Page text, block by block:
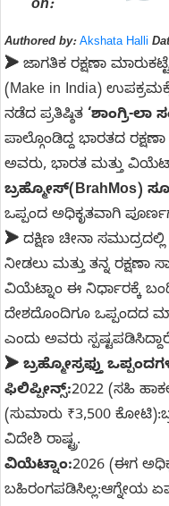
on:
Authored by: Akshata Halli
➤ ಜಾಗತಿಕ ರಕ್ಷಣಾ
(Make in India)
ನಡೆದ ಪ್ರತಿಷ್ಠಿತ ‘ಶಾಂಗ್ರಿ-ಲಾ
ಪಾಲ್ಗೊಂಡಿದ್ದ ಭಾರತದ
ಅವರು, ಭಾರತ ಮತ್ತು
ಬ್ರಹ್ಮೋಸ್(BrahMos)
ಒಪ್ಪಂದ ಅಧಿಕೃತವಾಗಿ
➤ ದಕ್ಷಿಣ ಚೀನಾ
ನೀಡಲು ಮತ್ತು ತನ್ನ ರಕ್ಷಣಾ
ವಿಯೆಟ್ನಾಂ ಈ ನಿರ್ಧಾರಕ್ಕೆ
ದೇಶದೊಂದಿಗೂ ಒಪ್ಪಂದದ
ಎಂದು ಅವರು
➤ ಬ್ರಹ್ಮೋಸ್ರಫ್ತು
ಫಿಲಿಪ್ಪೀನ್ಸ್:2022 (ಸಹಿ
(ಸುಮಾರು ₹3,500 ಕೋಟಿ):
ವಿದೇಶಿ ರಾಷ್ಟ್ರ.
ವಿಯೆಟ್ನಾಂ:2026 (ಈಗ
ಬಹಿರಂಗಪಡಿಸಿಲ್ಲ:ಆಗ್ನೇಯ